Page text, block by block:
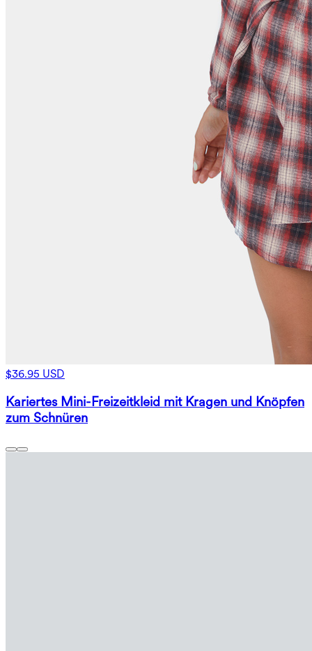
$36.95 USD
Kariertes Mini-Freizeitkleid mit Kragen und Knöpfen
zum Schnüren